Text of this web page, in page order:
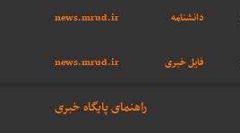
دانشنامه
news.mrud.ir
فایل خبری news.mrud.ir
راهنمای پایگاه خبری